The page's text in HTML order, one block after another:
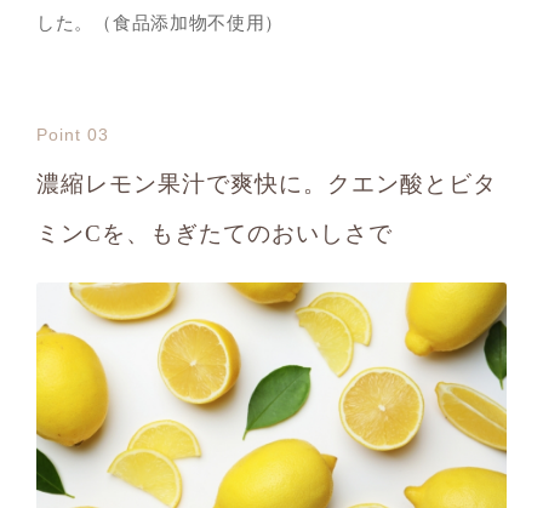
した。（食品添加物不使用）
Point 03
濃縮レモン果汁で爽快に。クエン酸とビタ
ミンCを、もぎたてのおいしさで